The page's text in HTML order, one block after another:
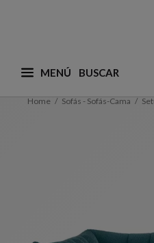
MENÚ
¿Qué está
Home Sofás - Sofás-Cama